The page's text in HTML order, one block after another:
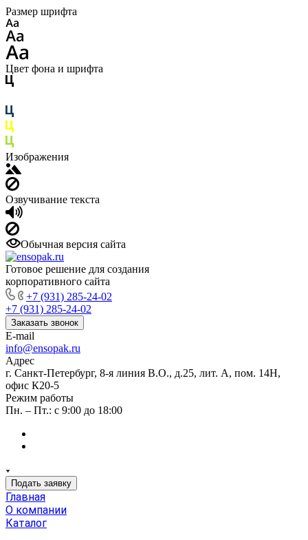
Размер шрифта
Цвет фона и шрифта
Изображения
Озвучивание текста
Обычная версия сайта
Готовое решение для создания
корпоративного сайта
+7 (931) 285-24-02
+7 (931) 285-24-02
Заказать звонок
E-mail
info@ensopak.ru
Адрес
г. Санкт-Петербург, 8-я линия В.О., д.25, лит. А, пом. 14Н,
офис К20-5
Режим работы
Пн. – Пт.: с 9:00 до 18:00
Подать заявку
Главная
О компании
Каталог